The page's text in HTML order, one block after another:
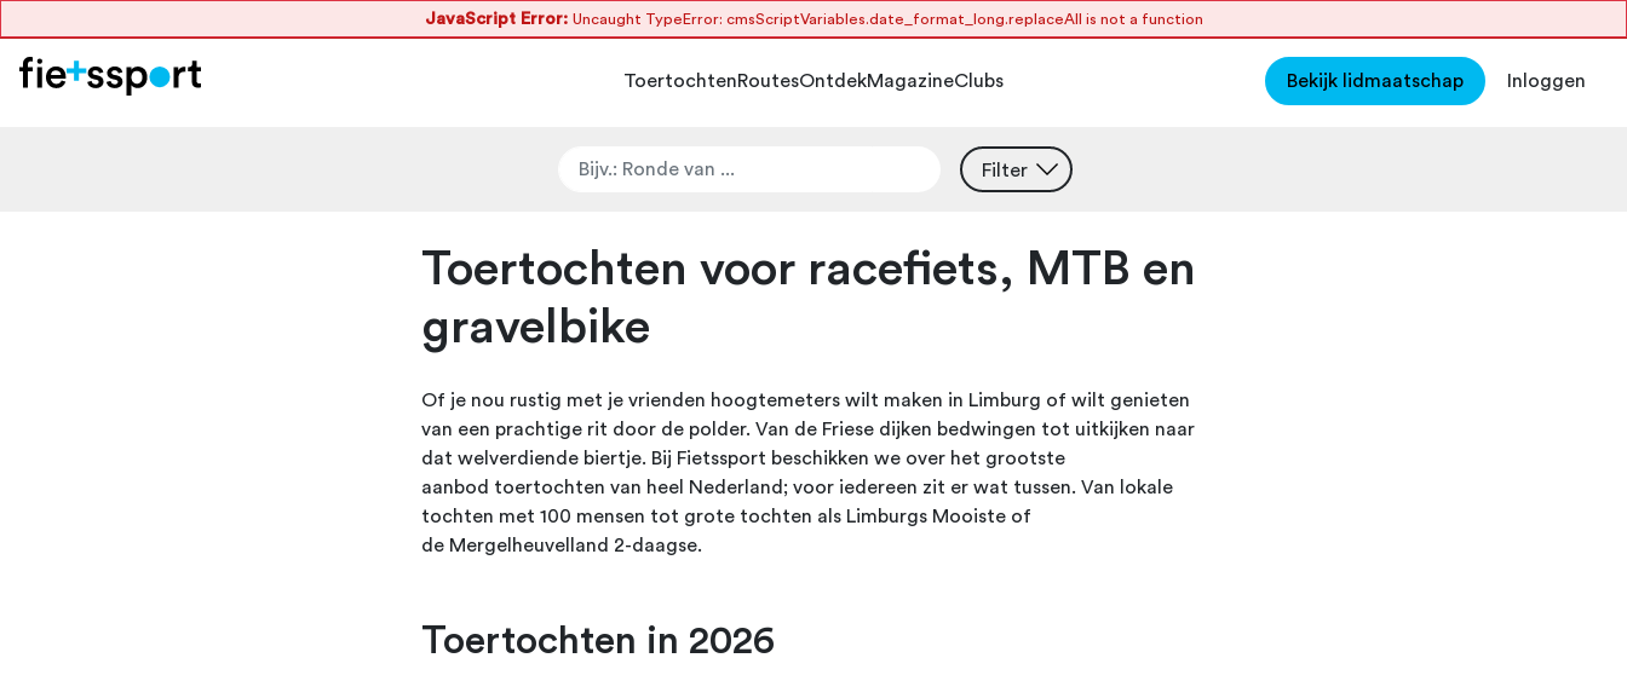
JavaScript Error: Uncaught TypeError: cmsScriptVariables.date_format_long.replaceAll is not a function
ToertochtenRoutesOntdekMagazineClubs Bekijk lidmaatschap Inloggen
Filter
Toertochten voor racefiets, MTB en
gravelbike
Of je nou rustig met je vrienden hoogtemeters wilt maken in Limburg of wilt genieten
van een prachtige rit door de polder. Van de Friese dijken bedwingen tot uitkijken naar
dat welverdiende biertje. Bij Fietssport beschikken we over het grootste
aanbod toertochten van heel Nederland; voor iedereen zit er wat tussen. Van lokale
tochten met 100 mensen tot grote tochten als Limburgs Mooiste of
de Mergelheuvelland 2-daagse.
Toertochten in 2026